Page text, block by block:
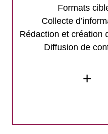
Formats
Collecte
Rédaction et création
Diffusion de
+